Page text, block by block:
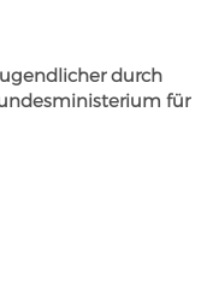
durch
für